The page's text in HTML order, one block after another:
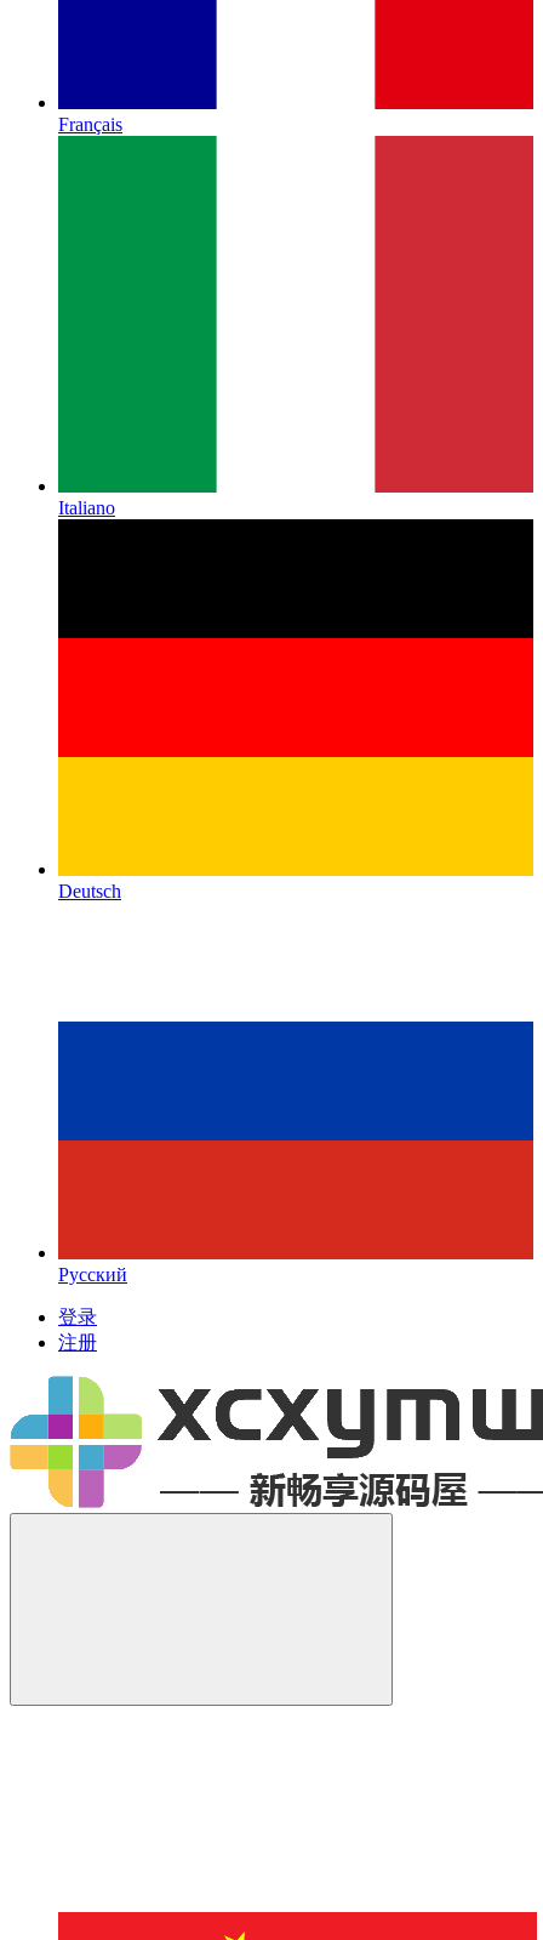
Français
Italiano
Deutsch
Русский
登录
注册